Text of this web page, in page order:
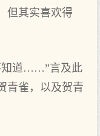
但其实喜欢得
知道……”言及此
青雀，以及贺青